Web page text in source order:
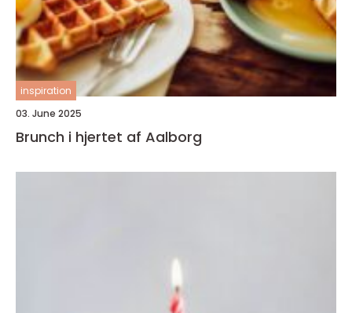
inspiration
03. June 2025
Brunch i hjertet af Aalborg